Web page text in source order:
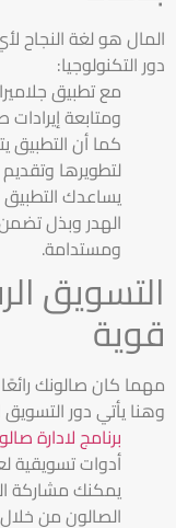
المال هو لغة النجاح
دور التكنولوجيا:
مع تطبيق
ومتابعة
كما أن التطبيق
لتطويرها
يساعدك
الهدر وبذل
ومستدامة.
التسويق
قوية
مهما كان صالونك
وهنا يأتي دور
برنامج لادارة
أدوات تسويقية
يمكنك مشاركة
الصالون من